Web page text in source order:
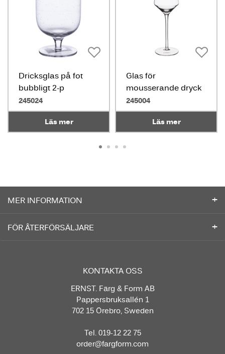
Dricksglas på fot
bubbligt 2-p
245024
Läs mer
Glas för
mousserande dryck
2-p,30cl
245004
Läs mer
MER INFORMATION
FÖR ÅTERFÖRSÄLJARE
KONTAKTA OSS
ERNST. Färg & Form AB
Pappersbruksallén 1
702 15 Örebro, Sweden
Tel. 019-12 22 75
order@fargform.com